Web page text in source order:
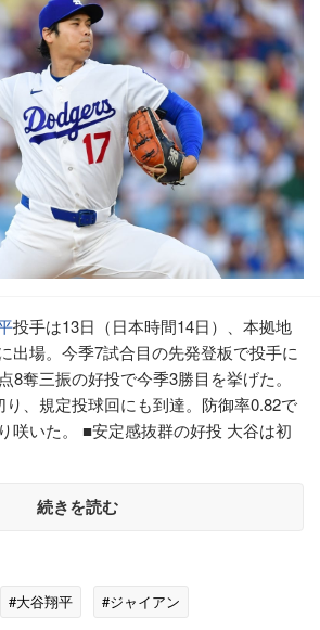
投手は13日（日本時間14日）、本拠地
出場。今季7試合目の先発登板で投手に
8奪三振の好投で今季3勝目を挙げた。
り、規定投球回にも到達。防御率0.82で
咲いた。 ■安定感抜群の好投 大谷は初
続きを読む
#大谷翔平 #ジャイアン